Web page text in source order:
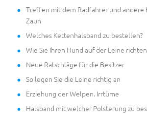
Treffen mit dem Radfahrer und andere
Zaun
Welches Kettenhalsband zu bestellen?
Wie Sie Ihren Hund auf der Leine
Neue Ratschläge für die Besitzer
So legen Sie die Leine richtig an
Erziehung der Welpen. Irrtüme
Halsband mit welcher Polsterung zu